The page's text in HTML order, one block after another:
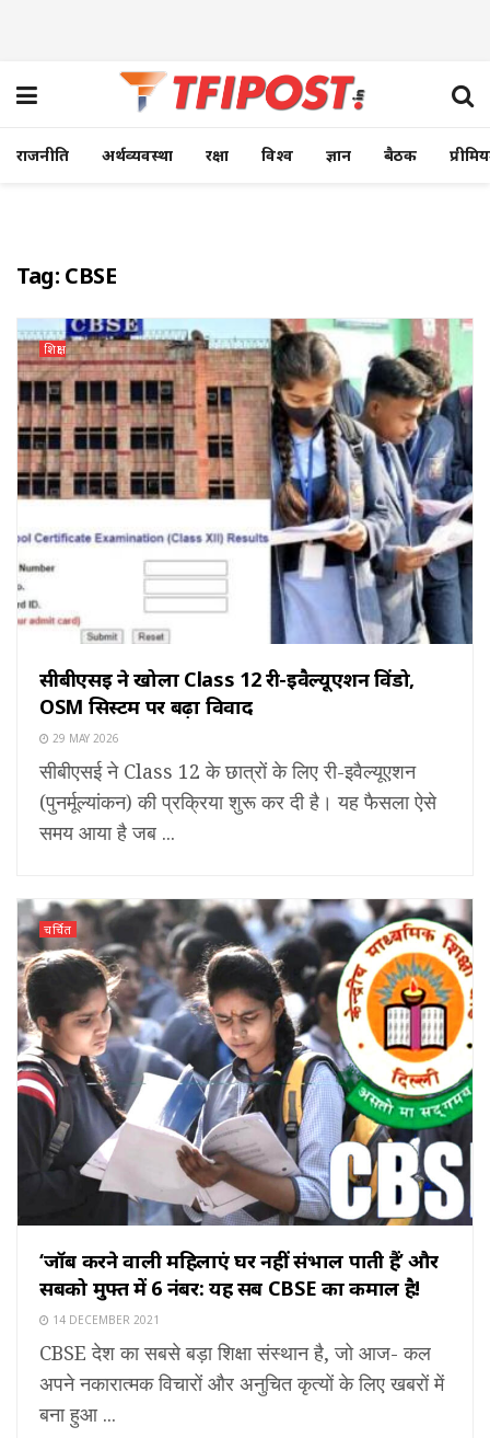
राजनीति अर्थव्यवस्था रक्षा विश्व ज्ञान बैठक
Tag: CBSE
शिक्षा
सीबीएसई ने खोला Class 12 री-इवैल्यूएशन विंडो,
OSM सिस्टम पर बढ़ा विवाद
29 MAY 2026
सीबीएसई ने Class 12 के छात्रों के लिए री-इवैल्यूएशन
(पुनर्मूल्यांकन) की प्रक्रिया शुरू कर दी है। यह फैसला ऐसे
समय आया है जब ...
चर्चित
‘जॉब करने वाली महिलाएं घर नहीं संभाल पाती हैं’ और
सबको मुफ्त में 6 नंबर: यह सब CBSE का कमाल है!
14 DECEMBER 2021
CBSE देश का सबसे बड़ा शिक्षा संस्थान है, जो आज- कल
अपने नकारात्मक विचारों और अनुचित कृत्यों के लिए खबरों में
बना हुआ ...